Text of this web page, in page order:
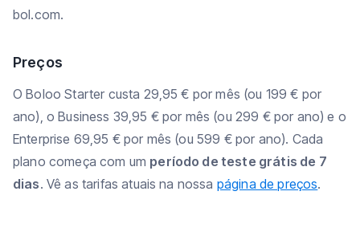
bol.com.
Preços
O Boloo Starter custa 29,95 € por mês (ou 199 € por
ano), o Business 39,95 € por mês (ou 299 € por ano) e o
Enterprise 69,95 € por mês (ou 599 € por ano). Cada
plano começa com um período de teste grátis de 7
dias. Vê as tarifas atuais na nossa página de preços.